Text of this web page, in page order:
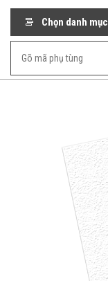
Chọn danh mục